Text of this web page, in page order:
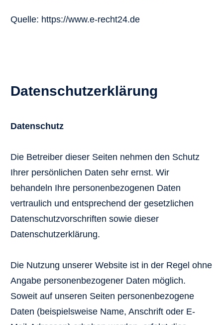
Quelle: https://www.e-recht24.de
Datenschutzerklärung
Datenschutz
Die Betreiber dieser Seiten nehmen den Schutz
Ihrer persönlichen Daten sehr ernst. Wir
behandeln Ihre personenbezogenen Daten
vertraulich und entsprechend der gesetzlichen
Datenschutzvorschriften sowie dieser
Datenschutzerklärung.
Die Nutzung unserer Website ist in der Regel ohne
Angabe personenbezogener Daten möglich.
Soweit auf unseren Seiten personenbezogene
Daten (beispielsweise Name, Anschrift oder E-